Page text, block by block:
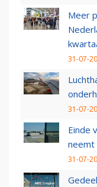
Meer
31-07-
31-07-
Einde
neemt
31-07-